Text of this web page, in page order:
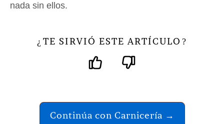
nada sin ellos.
¿ TE SIRVIÓ ESTE ARTÍCULO ?
Continúa con Carnicería →